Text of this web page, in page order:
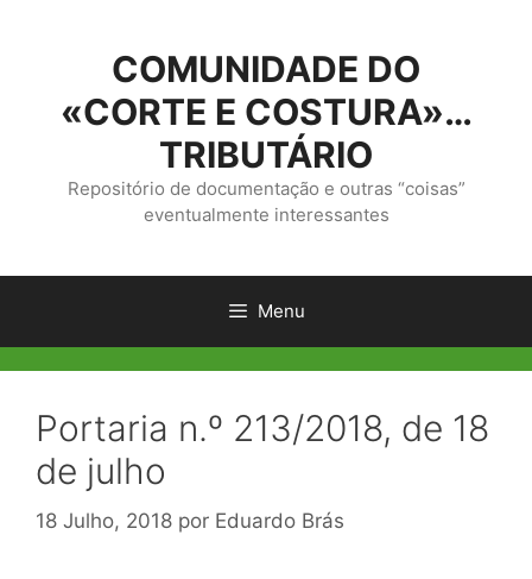
conteúdo
COMUNIDADE DO
«CORTE E COSTURA»…
TRIBUTÁRIO
Repositório de documentação e outras “coisas”
eventualmente interessantes
Menu
Portaria n.º 213/2018, de 18
de julho
18 Julho, 2018 por Eduardo Brás